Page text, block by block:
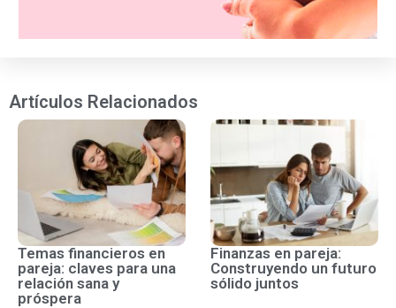
Artículos Relacionados
Temas financieros en
pareja: claves para una
relación sana y
próspera
Finanzas en pareja:
Construyendo un futuro
sólido juntos